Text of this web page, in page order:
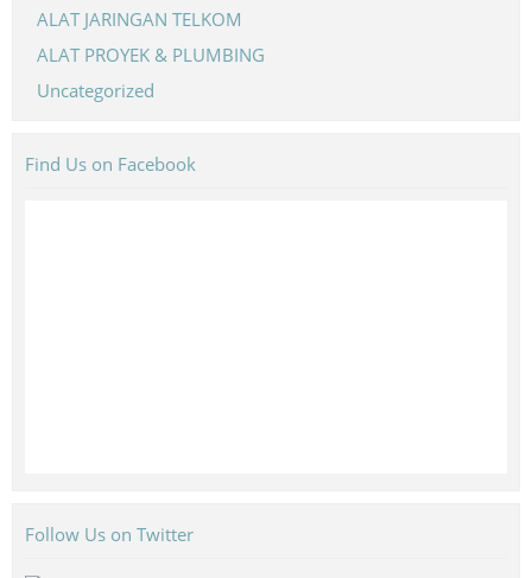
ALAT JARINGAN TELKOM
ALAT PROYEK & PLUMBING
Uncategorized
Find Us on Facebook
Follow Us on Twitter